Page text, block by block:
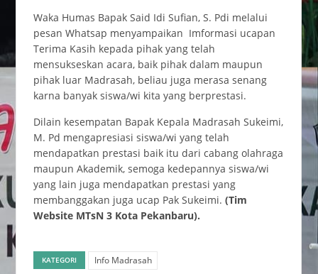
Waka Humas Bapak Said Idi Sufian, S. Pdi melalui
pesan Whatsap menyampaikan Imformasi ucapan
Terima Kasih kepada pihak yang telah
mensukseskan acara, baik pihak dalam maupun
pihak luar Madrasah, beliau juga merasa senang
karna banyak siswa/wi kita yang berprestasi.
Dilain kesempatan Bapak Kepala Madrasah Sukeimi,
M. Pd mengapresiasi siswa/wi yang telah
mendapatkan prestasi baik itu dari cabang olahraga
maupun Akademik, semoga kedepannya siswa/wi
yang lain juga mendapatkan prestasi yang
membanggakan juga ucap Pak Sukeimi. (Tim
Website MTsN 3 Kota Pekanbaru).
KATEGORI Info Madrasah